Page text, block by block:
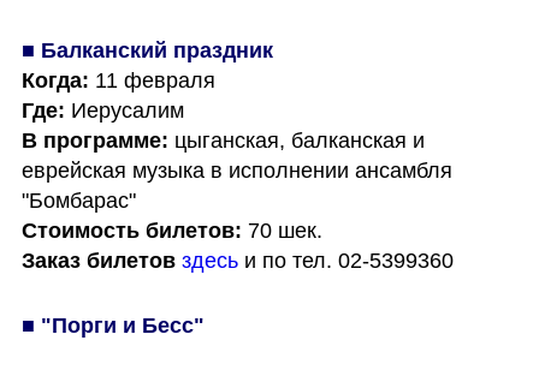
■ Балканский праздник
Когда:
Где:
Иерусалим
В программе: цыганская, балканская и
еврейская музыка в исполнении ансамбля
"Бомбарас"
Стоимость билетов:
Заказ билетов здесь и по тел. 02-5399360
■ "Порги и Бесс"